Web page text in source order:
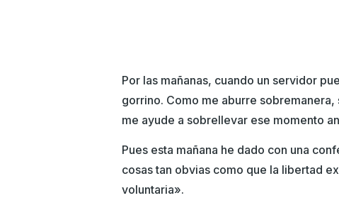
Por las mañanas, cuando un servidor
gorrino. Como me aburre
me ayude a sobrellevar ese momento
Pues esta mañana he dado con una
cosas tan obvias como que la libertad
voluntaria».